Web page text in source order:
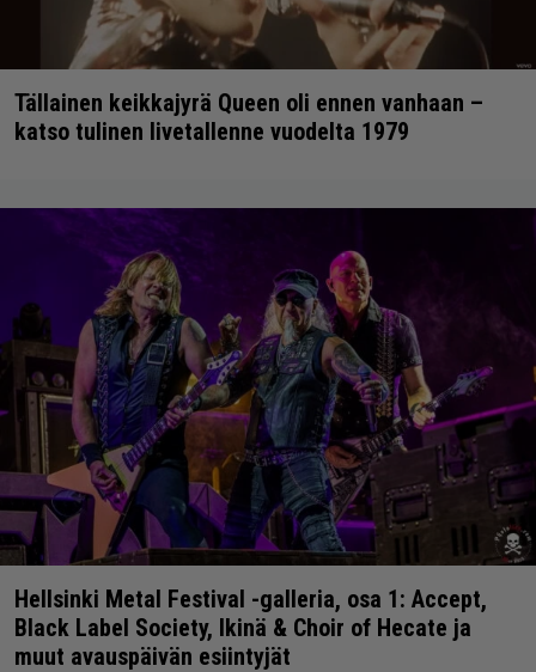
Tällainen keikkajyrä Queen oli ennen vanhaan –
katso tulinen livetallenne vuodelta 1979
Hellsinki Metal Festival -galleria, osa 1: Accept,
Black Label Society, Ikinä & Choir of Hecate ja
muut avauspäivän esiintyjät